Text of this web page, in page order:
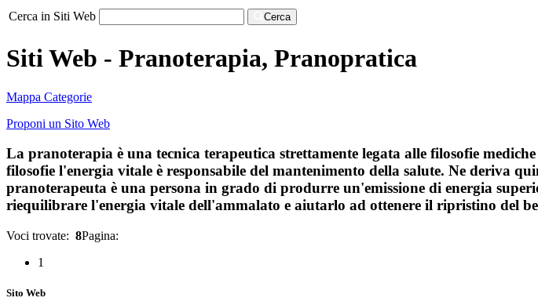
Cerca in Siti Web Cerca
Siti Web - Pranoterapia, Pranopratica
Mappa Categorie
Proponi un Sito Web
La pranoterapia è una tecnica terapeutica strettamente legata alle filosofie
filosofie l'energia vitale è responsabile del mantenimento della salute. Ne deriva
pranoterapeuta è una persona in grado di produrre un'emissione di energia
riequilibrare l'energia vitale dell'ammalato e aiutarlo ad ottenere il ripristino del
Voci trovate: 8Pagina:
1
Sito Web